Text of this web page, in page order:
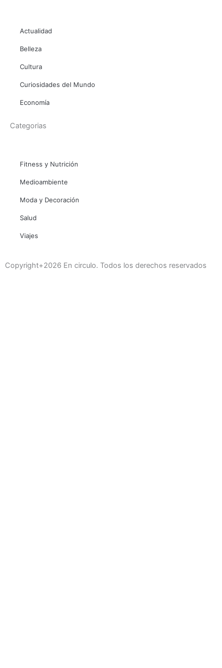
Actualidad
Belleza
Cultura
Curiosidades del Mundo
Economía
Categorias
Fitness y Nutrición
Medioambiente
Moda y Decoración
Salud
Viajes
Copyright+2026 En circulo. Todos los derechos reservados